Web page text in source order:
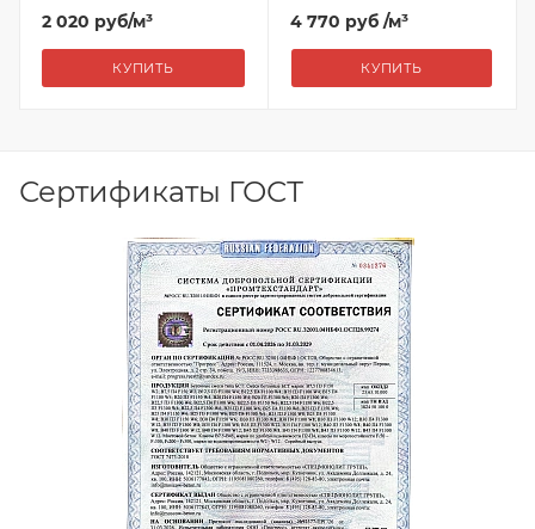
2 020 руб/м³
КУПИТЬ
4 770 руб /м³
КУПИТЬ
Сертификаты ГОСТ